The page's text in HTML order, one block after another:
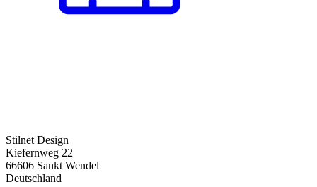
Stilnet Design
Kiefernweg 22
66606 Sankt Wendel
Deutschland